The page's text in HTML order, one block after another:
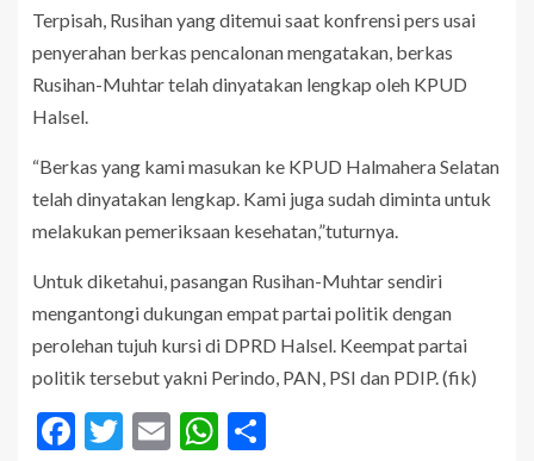
Terpisah, Rusihan yang ditemui saat konfrensi pers usai
penyerahan berkas pencalonan mengatakan, berkas
Rusihan-Muhtar telah dinyatakan lengkap oleh KPUD
Halsel.
“Berkas yang kami masukan ke KPUD Halmahera Selatan
telah dinyatakan lengkap. Kami juga sudah diminta untuk
melakukan pemeriksaan kesehatan,”tuturnya.
Untuk diketahui, pasangan Rusihan-Muhtar sendiri
mengantongi dukungan empat partai politik dengan
perolehan tujuh kursi di DPRD Halsel. Keempat partai
politik tersebut yakni Perindo, PAN, PSI dan PDIP. (fik)
Facebook
Twitter
EmailWhatsApp